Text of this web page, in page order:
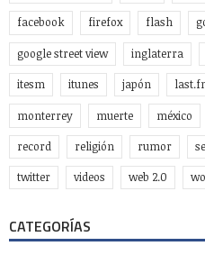
facebook firefox flash
google street view inglaterra
itesm itunes japón
monterrey muerte méxico
record religión rumor
twitter videos web 2.0
CATEGORÍAS